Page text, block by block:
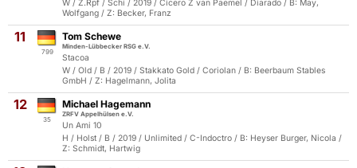
W / Z.Rpf / Schi / 2019 / Cicero Z van Paemel / Diarado / B: May,
Wolfgang / Z: Becker, Franz
11
799
Tom Schewe
Minden-Lübbecker RSG e.V.
Stacoa
W / Old / B / 2019 / Stakkato Gold / Coriolan / B: Beerbaum Stables
GmbH / Z: Hagelmann, Jolita
12
35
Michael Hagemann
ZRFV Appelhülsen e.V.
Un Ami 10
H / Holst / B / 2019 / Unlimited / C-Indoctro / B: Heyser Burger, Nicola /
Z: Schmidt, Hartwig